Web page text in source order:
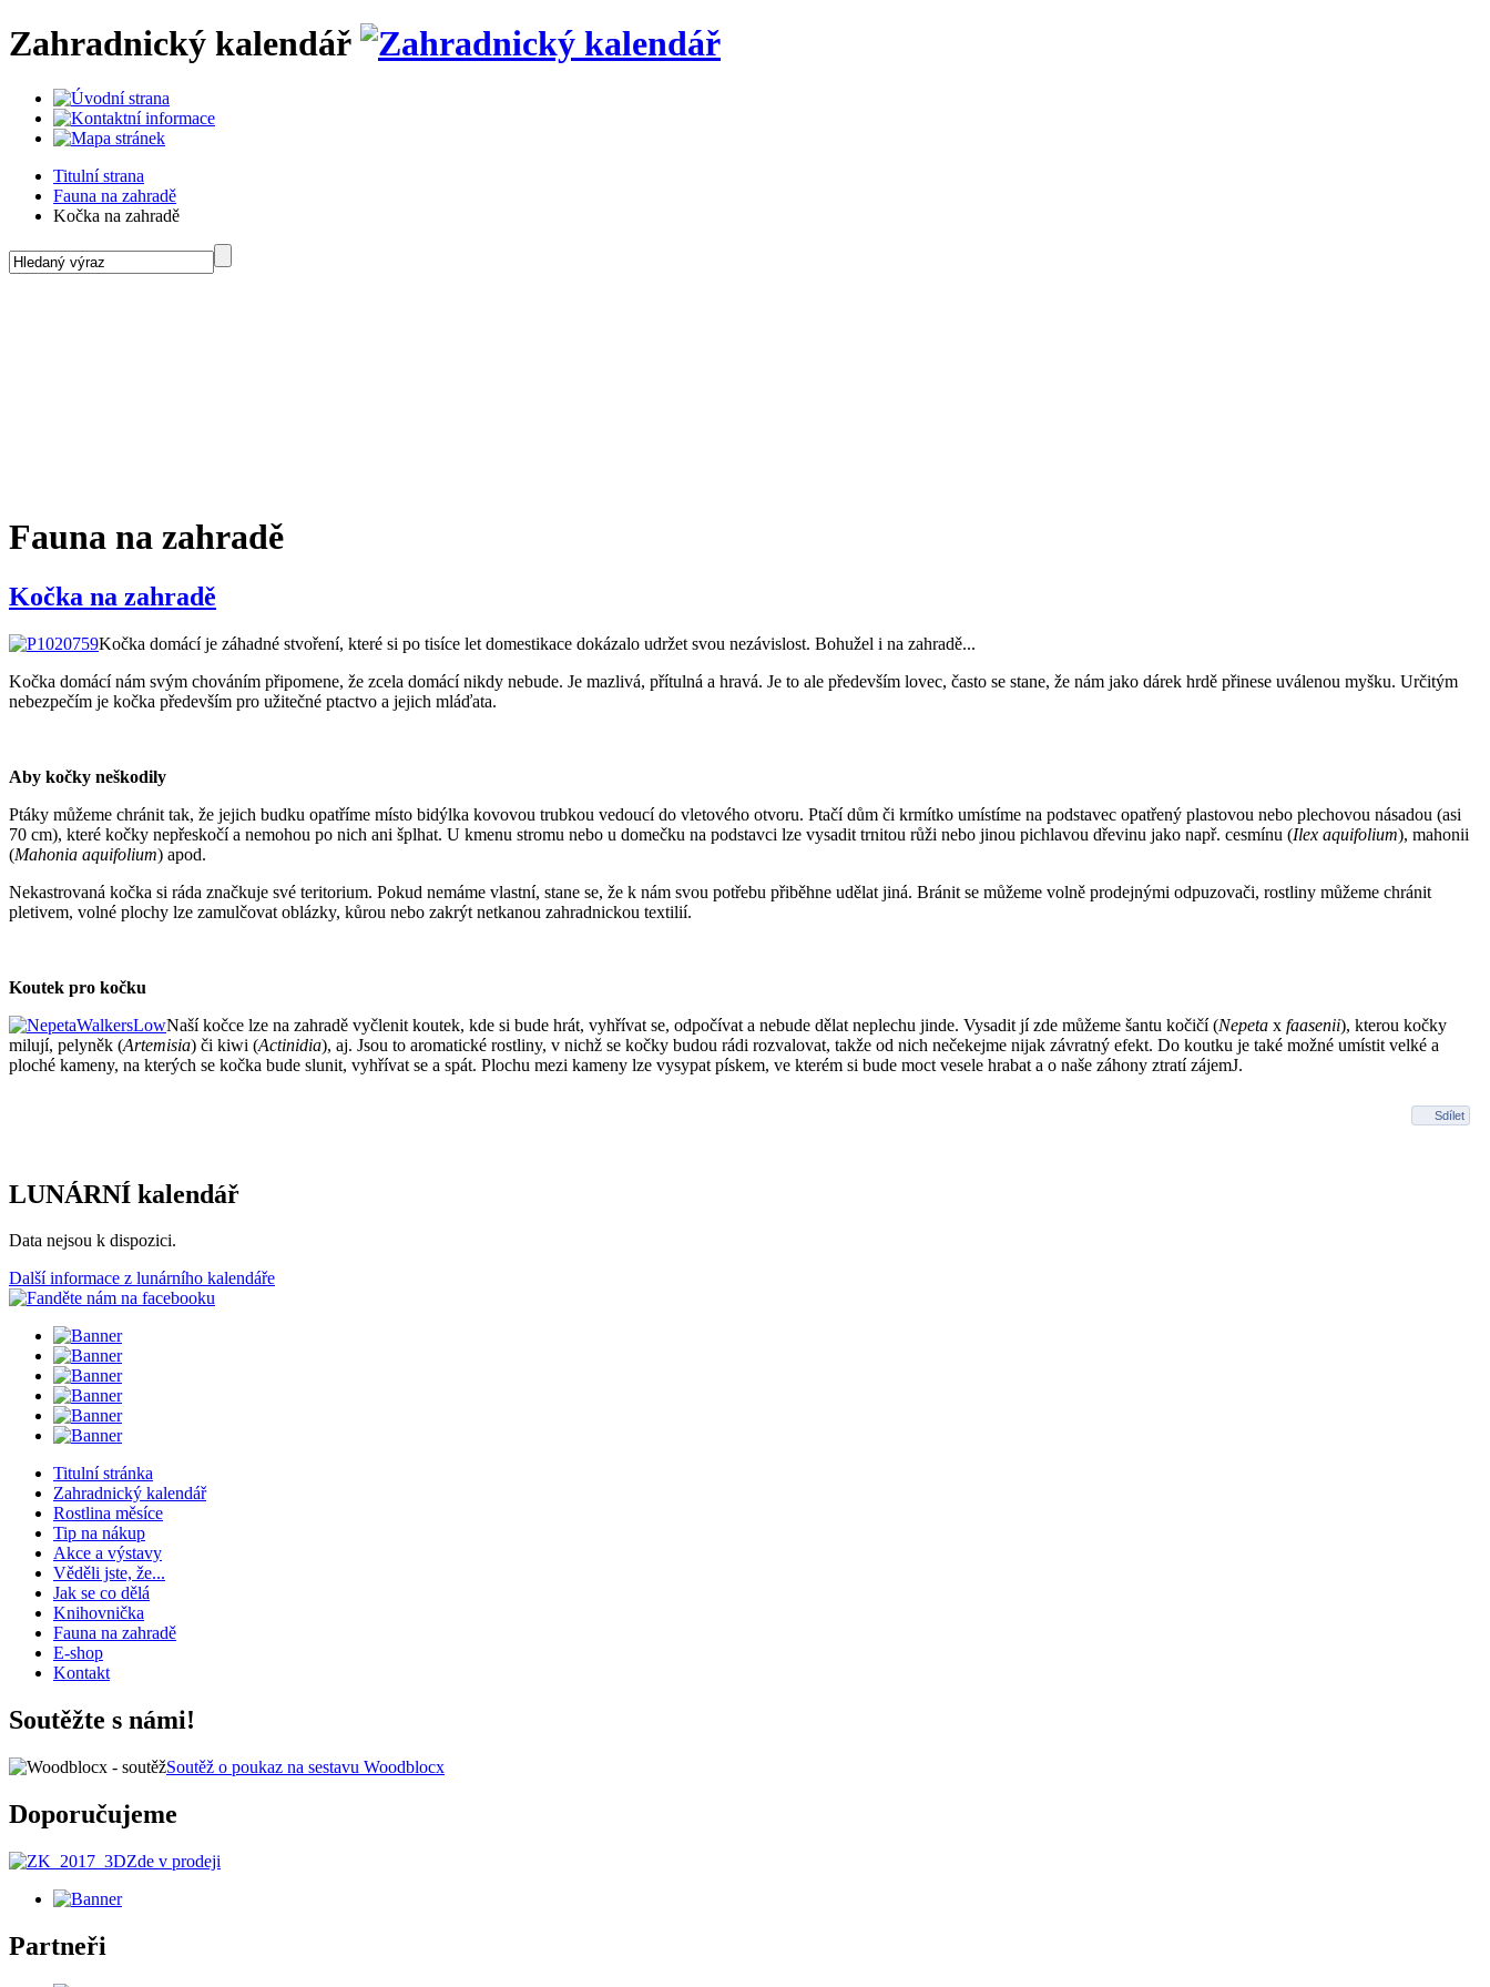
Zahradnický kalendář
Titulní strana
Fauna na zahradě
Kočka na zahradě
Fauna na zahradě
Kočka na zahradě
Kočka domácí je záhadné stvoření, které si po tisíce let domestikace dokázalo udržet svou nezávislost. Bohužel i na zahradě...
Kočka domácí nám svým chováním připomene, že zcela domácí nikdy nebude. Je mazlivá, přítulná a hravá. Je to ale především lovec, často se stane, že nám jako dárek hrdě přinese uválenou myšku. Určitým
nebezpečím je kočka především pro užitečné ptactvo a jejich mláďata.
Aby kočky neškodily
Ptáky můžeme chránit tak, že jejich budku opatříme místo bidýlka kovovou trubkou vedoucí do vletového otvoru. Ptačí dům či krmítko umístíme na podstavec opatřený plastovou nebo plechovou násadou (asi
70 cm), které kočky nepřeskočí a nemohou po nich ani šplhat. U kmenu stromu nebo u domečku na podstavci lze vysadit trnitou růži nebo jinou pichlavou dřevinu jako např. cesmínu (Ilex aquifolium), mahonii
(Mahonia aquifolium) apod.
Nekastrovaná kočka si ráda značkuje své teritorium. Pokud nemáme vlastní, stane se, že k nám svou potřebu přiběhne udělat jiná. Bránit se můžeme volně prodejnými odpuzovači, rostliny můžeme chránit
pletivem, volné plochy lze zamulčovat oblázky, kůrou nebo zakrýt netkanou zahradnickou textilií.
Koutek pro kočku
Naší kočce lze na zahradě vyčlenit koutek, kde si bude hrát, vyhřívat se, odpočívat a nebude dělat neplechu jinde. Vysadit jí zde můžeme šantu kočičí (Nepeta x faasenii), kterou kočky
milují, pelyněk (Artemisia) či kiwi (Actinidia), aj. Jsou to aromatické rostliny, v nichž se kočky budou rádi rozvalovat, takže od nich nečekejme nijak závratný efekt. Do koutku je také možné umístit velké a
ploché kameny, na kterých se kočka bude slunit, vyhřívat se a spát. Plochu mezi kameny lze vysypat pískem, ve kterém si bude moct vesele hrabat a o naše záhony ztratí zájemJ.
Sdílet
LUNÁRNÍ kalendář
Data nejsou k dispozici.
Další informace z lunárního kalendáře
Titulní stránka
Zahradnický kalendář
Rostlina měsíce
Tip na nákup
Akce a výstavy
Věděli jste, že...
Jak se co dělá
Knihovnička
Fauna na zahradě
E-shop
Kontakt
Soutěžte s námi!
Soutěž o poukaz na sestavu Woodblocx
Doporučujeme
Zde v prodeji
Partneři